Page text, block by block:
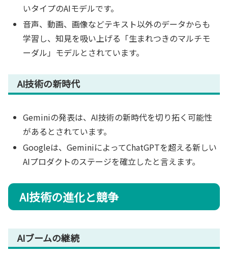
いタイプのAIモデルです。
音声、動画、画像などテキスト以外のデータからも
学習し、知見を吸い上げる「生まれつきのマルチモ
ーダル」モデルとされています。
AI技術の新時代
Geminiの発表は、AI技術の新時代を切り拓く可能性
があるとされています。
Googleは、GeminiによってChatGPTを超える新しい
AIプロダクトのステージを確立したと言えます。
AI技術の進化と競争
AIブームの継続